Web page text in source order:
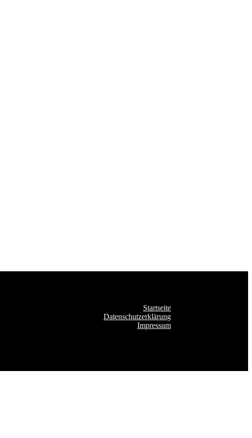
Startseite
Datenschutzerklärung
Impressum